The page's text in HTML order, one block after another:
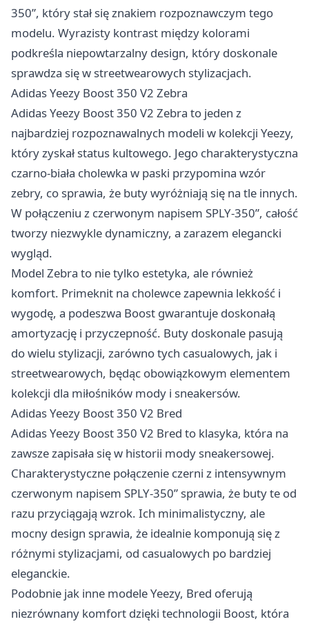
350”, który stał się znakiem rozpoznawczym tego
modelu. Wyrazisty kontrast między kolorami
podkreśla niepowtarzalny design, który doskonale
sprawdza się w streetwearowych stylizacjach.
Adidas Yeezy Boost 350 V2 Zebra
Adidas Yeezy Boost 350 V2 Zebra to jeden z
najbardziej rozpoznawalnych modeli w kolekcji Yeezy,
który zyskał status kultowego. Jego charakterystyczna
czarno-biała cholewka w paski przypomina wzór
zebry, co sprawia, że buty wyróżniają się na tle innych.
W połączeniu z czerwonym napisem SPLY-350”, całość
tworzy niezwykle dynamiczny, a zarazem elegancki
wygląd.
Model Zebra to nie tylko estetyka, ale również
komfort. Primeknit na cholewce zapewnia lekkość i
wygodę, a podeszwa Boost gwarantuje doskonałą
amortyzację i przyczepność. Buty doskonale pasują
do wielu stylizacji, zarówno tych casualowych, jak i
streetwearowych, będąc obowiązkowym elementem
kolekcji dla miłośników mody i sneakersów.
Adidas Yeezy Boost 350 V2 Bred
Adidas Yeezy Boost 350 V2 Bred to klasyka, która na
zawsze zapisała się w historii mody sneakersowej.
Charakterystyczne połączenie czerni z intensywnym
czerwonym napisem SPLY-350” sprawia, że buty te od
razu przyciągają wzrok. Ich minimalistyczny, ale
mocny design sprawia, że idealnie komponują się z
różnymi stylizacjami, od casualowych po bardziej
eleganckie.
Podobnie jak inne modele Yeezy, Bred oferują
niezrównany komfort dzięki technologii Boost, która